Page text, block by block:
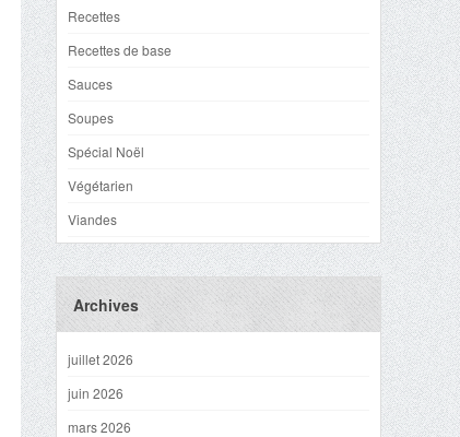
Recettes
Recettes de base
Sauces
Soupes
Spécial Noël
Végétarien
Viandes
Archives
juillet 2026
juin 2026
mars 2026